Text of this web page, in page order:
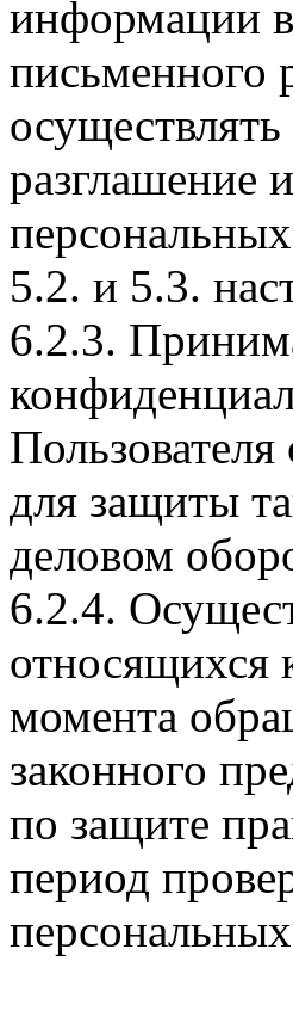
информации в
письменного
разглашение
5.2. и 5.3.
6.2.3.
для защиты
деловом
6.2.4.
относящихся
момента
законного
по защите
период